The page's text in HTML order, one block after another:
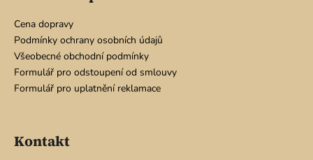
í
r
v
Cena dopravy
Podmínky ochrany osobních údajů
Všeobecné obchodní podmínky
Formulář pro odstoupení od smlouvy
Formulář pro uplatnění reklamace
Kontakt